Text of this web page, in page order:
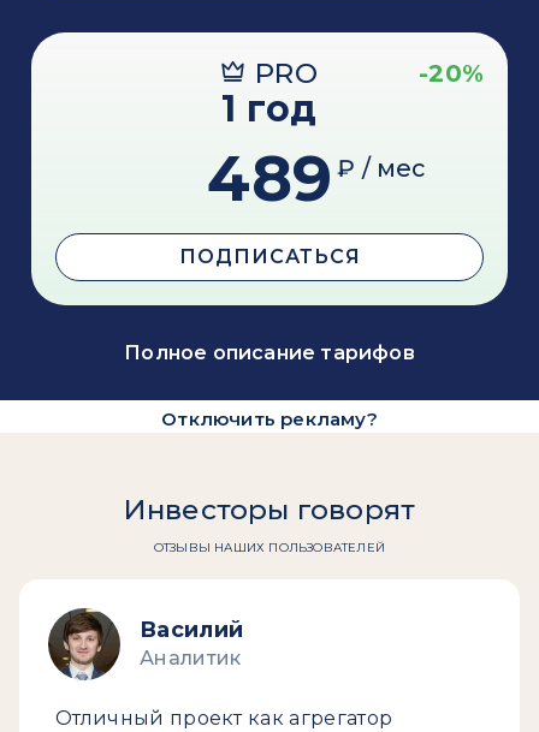
PRO -20%
1 год
489 ₽ / мес
ПОДПИСАТЬСЯ
Полное описание тарифов
Отключить рекламу?
Инвесторы говорят
ОТЗЫВЫ НАШИХ ПОЛЬЗОВАТЕЛЕЙ
Василий
Аналитик
Отличный проект как агрегатор